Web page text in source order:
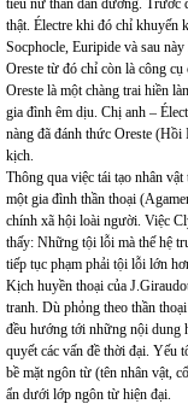
tiểu nữ thần dẫn đường. Trước
thật. Électre khi đó chỉ khuyến
Socphocle, Euripide và sau
Oreste từ đó chỉ còn là công
Oreste là một chàng trai hiền
gia đình êm dịu. Chị anh –
nàng đã đánh thức Oreste
kịch.
Thông qua việc tái tạo nhân
một gia đình thần thoại
chính xã hội loài người. Việc
thấy: Những tội lỗi mà thế hệ
tiếp tục phạm phải tội lỗi lớn
Kịch huyền thoại của
tranh. Dù phỏng theo thần
đều hướng tới những nội dung
quyết các vấn đề thời đại. Yếu
bề mặt ngôn từ (tên nhân vật,
ẩn dưới lớp ngôn từ hiện đại.